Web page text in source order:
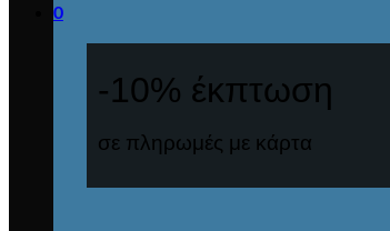
0
-10% έκπτωση
σε πληρωμές με κάρτα